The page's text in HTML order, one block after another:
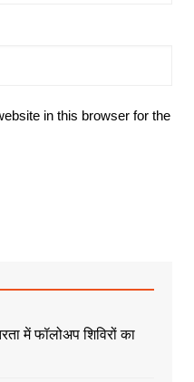
in this browser for the
में फॉलोअप शिविरों का